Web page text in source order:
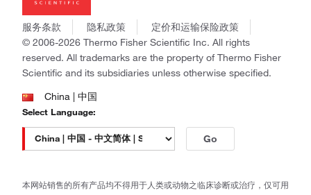
社会责任
商标
政策和通知
Invitrogen
Gibco
Ion Torrent
Unity Lab Services
Patheon
PPD
服务条款 隐私政策
定价和运输保险政策
© 2006-2026 Thermo Fisher Scientific Inc. All rights
reserved. All trademarks are the property of Thermo Fisher
Scientific and its subsidiaries unless otherwise specified.
China | 中国
Select Language:
Go
本网站销售的所有产品均不得用于人类或动物之临床诊断或治疗，仅可用